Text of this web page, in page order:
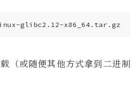
（或随便其他方式拿到二进制